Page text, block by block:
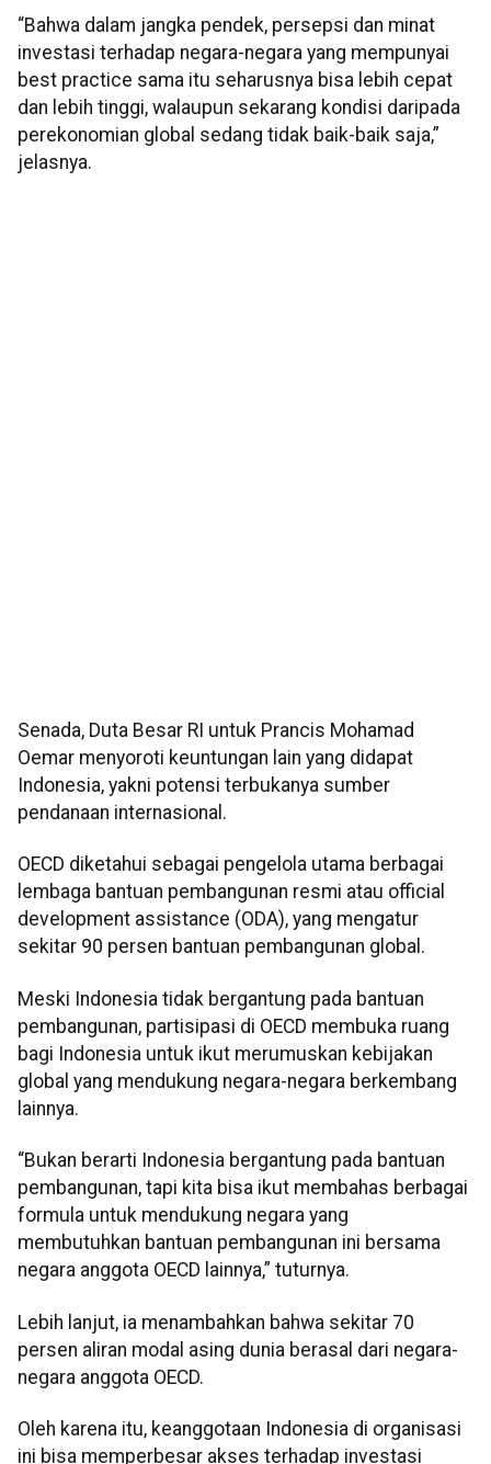
“Bahwa dalam jangka pendek, persepsi dan minat
investasi terhadap negara-negara yang mempunyai
best practice sama itu seharusnya bisa lebih cepat
dan lebih tinggi, walaupun sekarang kondisi daripada
perekonomian global sedang tidak baik-baik saja,”
jelasnya.
Senada, Duta Besar RI untuk Prancis Mohamad
Oemar menyoroti keuntungan lain yang didapat
Indonesia, yakni potensi terbukanya sumber
pendanaan internasional.
OECD diketahui sebagai pengelola utama berbagai
lembaga bantuan pembangunan resmi atau official
development assistance (ODA), yang mengatur
sekitar 90 persen bantuan pembangunan global.
Meski Indonesia tidak bergantung pada bantuan
pembangunan, partisipasi di OECD membuka ruang
bagi Indonesia untuk ikut merumuskan kebijakan
global yang mendukung negara-negara berkembang
lainnya.
“Bukan berarti Indonesia bergantung pada bantuan
pembangunan, tapi kita bisa ikut membahas berbagai
formula untuk mendukung negara yang
membutuhkan bantuan pembangunan ini bersama
negara anggota OECD lainnya,” tuturnya.
Lebih lanjut, ia menambahkan bahwa sekitar 70
persen aliran modal asing dunia berasal dari negara-
negara anggota OECD.
Oleh karena itu, keanggotaan Indonesia di organisasi
ini bisa memperbesar akses terhadap investasi